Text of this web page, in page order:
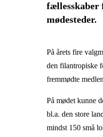
fællesskaber
mødesteder.
På årets fire
den filantropiske
fremmødte
På mødet kunne
bl.a. den store
mindst 150 små